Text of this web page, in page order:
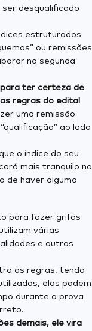
desqualificado
estruturados
ou remissões
na segunda
para ter certeza de
regras do edital
uma remissão
ao lado
o índice do seu
mais tranquilo no
de haver alguma
para fazer grifos
várias
e outras
as regras, tendo
elas podem
durante a prova
demais, ele vira